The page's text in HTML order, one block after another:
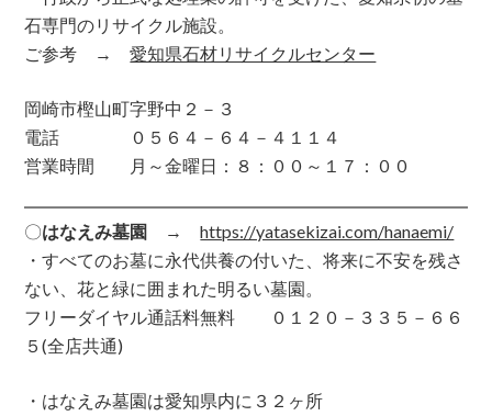
石専門のリサイクル施設。
ご参考 →愛知県石材リサイクルセンター
岡崎市樫山町字野中２－３
電話 ０５６４－６４－４１１４
営業時間 月～金曜日：８：００～１７：００
〇はなえみ墓園 →https://yatasekizai.com/hanaemi/
・すべてのお墓に永代供養の付いた、将来に不安を残さ
ない、花と緑に囲まれた明るい墓園。
フリーダイヤル通話料無料 ０１２０－３３５－６６
５(全店共通)
・はなえみ墓園は愛知県内に３２ヶ所